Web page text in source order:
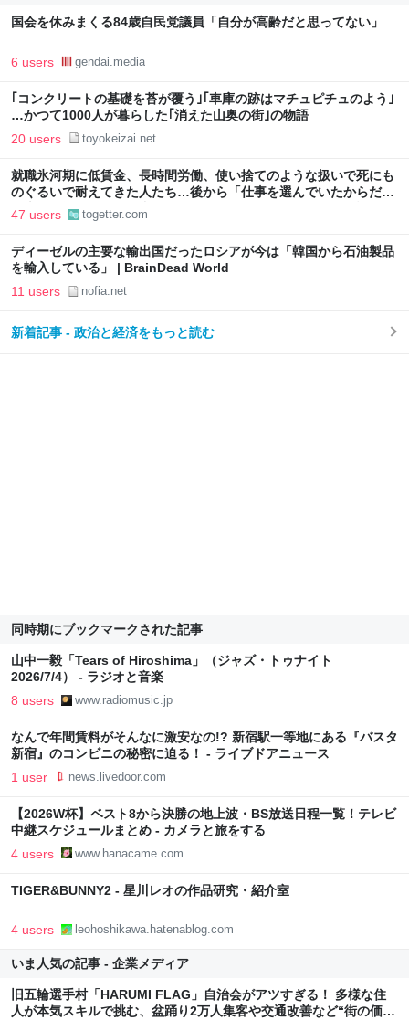
国会を休みまくる84歳自民党議員「自分が高齢だと思ってない」
6 users gendai.media
｢コンクリートの基礎を苔が覆う｣｢車庫の跡はマチュピチュのよう｣
…かつて1000人が暮らした｢消えた山奥の街｣の物語
20 users toyokeizai.net
就職氷河期に低賃金、長時間労働、使い捨てのような扱いで死にも
のぐるいで耐えてきた人たち…後から「仕事を選んでいたからだ」
と本人の選択の問題に書き換えるのはあまりに短絡的という話
47 users togetter.com
ディーゼルの主要な輸出国だったロシアが今は「韓国から石油製品
を輸入している」 | BrainDead World
11 users nofia.net
新着記事 - 政治と経済をもっと読む
同時期にブックマークされた記事
山中一毅「Tears of Hiroshima」（ジャズ・トゥナイト
2026/7/4） - ラジオと音楽
8 users www.radiomusic.jp
なんで年間賃料がそんなに激安なの!? 新宿駅一等地にある『バスタ
新宿』のコンビニの秘密に迫る！ - ライブドアニュース
1 user news.livedoor.com
【2026W杯】ベスト8から決勝の地上波・BS放送日程一覧！テレビ
中継スケジュールまとめ - カメラと旅をする
4 users www.hanacame.com
TIGER&BUNNY2 - 星川レオの作品研究・紹介室
4 users leohoshikawa.hatenablog.com
いま人気の記事 - 企業メディア
旧五輪選手村「HARUMI FLAG」自治会がアツすぎる！ 多様な住
人が本気スキルで挑む、盆踊り2万人集客や交通改善など“街の価値